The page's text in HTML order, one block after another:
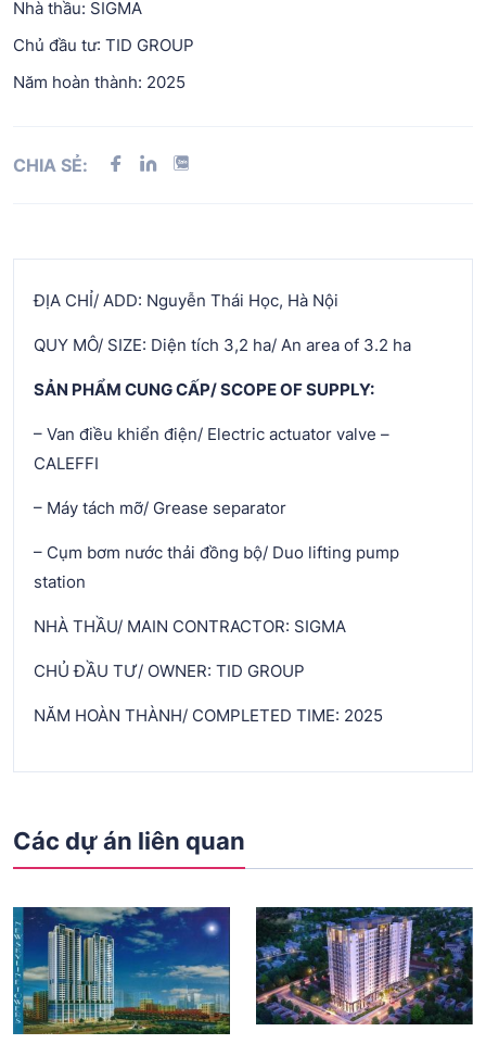
Nhà thầu: SIGMA
Chủ đầu tư: TID GROUP
Năm hoàn thành: 2025
CHIA SẺ:
ĐỊA CHỈ/ ADD: Nguyễn Thái Học, Hà Nội
QUY MÔ/ SIZE: Diện tích 3,2 ha/ An area of 3.2 ha
SẢN PHẨM CUNG CẤP/ SCOPE OF SUPPLY:
– Van điều khiển điện/ Electric actuator valve –
CALEFFI
– Máy tách mỡ/ Grease separator
– Cụm bơm nước thải đồng bộ/ Duo lifting pump
station
NHÀ THẦU/ MAIN CONTRACTOR: SIGMA
CHỦ ĐẦU TƯ/ OWNER: TID GROUP
NĂM HOÀN THÀNH/ COMPLETED TIME: 2025
Các dự án liên quan